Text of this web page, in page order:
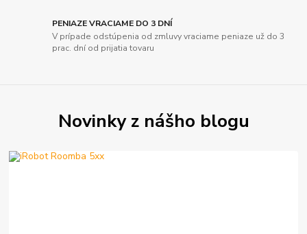
PENIAZE VRACIAME DO 3 DNÍ
V prípade odstúpenia od zmluvy vraciame peniaze už do 3
prac. dní od prijatia tovaru
Novinky z nášho blogu